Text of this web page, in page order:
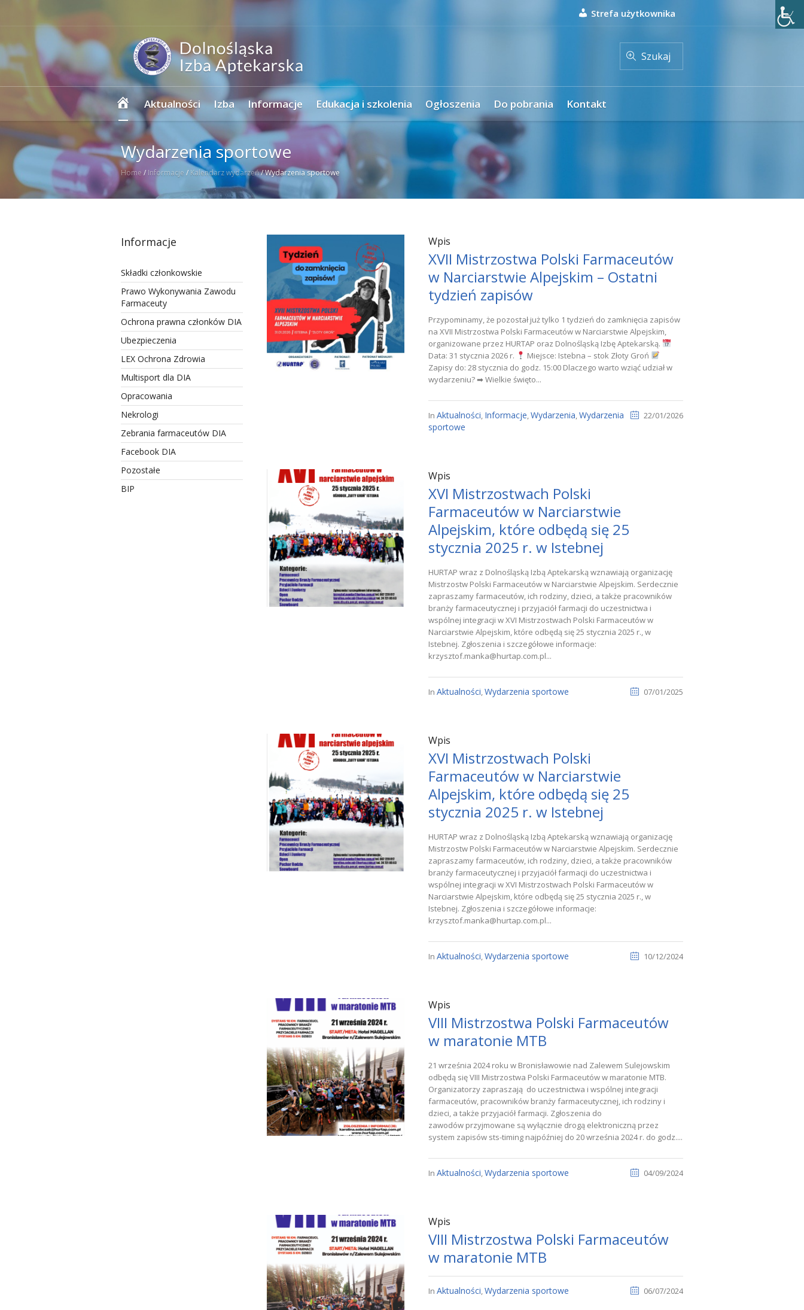
Strefa użytkownika
Szukaj
Strona
główna
Aktualności Izba Informacje Edukacja i szkolenia Ogłoszenia Do pobrania Kontakt
Wydarzenia sportowe
Home / Informacje / Kalendarz wydarzeń/Wydarzenia sportowe
Wpis
XVII Mistrzostwa Polski Farmaceutów
w Narciarstwie Alpejskim – Ostatni
tydzień zapisów
Przypominamy, że pozostał już tylko 1 tydzień do zamknięcia zapisów
na XVII Mistrzostwa Polski Farmaceutów w Narciarstwie Alpejskim,
organizowane przez HURTAP oraz Dolnośląską Izbę Aptekarską.
Data: 31 stycznia 2026 r.
Miejsce: Istebna – stok Złoty Groń
Zapisy do: 28 stycznia do godz. 15:00 Dlaczego warto wziąć udział w
wydarzeniu? ➡ Wielkie święto...
22/01/2026
In Aktualności, Informacje,Wydarzenia,Wydarzenia
sportowe
Wpis
XVI Mistrzostwach Polski
Farmaceutów w Narciarstwie
Alpejskim, które odbędą się 25
stycznia 2025 r. w Istebnej
HURTAP wraz z Dolnośląską Izbą Aptekarską wznawiają organizację
Mistrzostw Polski Farmaceutów w Narciarstwie Alpejskim. Serdecznie
zapraszamy farmaceutów, ich rodziny, dzieci, a także pracowników
branży farmaceutycznej i przyjaciół farmacji do uczestnictwa i
wspólnej integracji w XVI Mistrzostwach Polski Farmaceutów w
Narciarstwie Alpejskim, które odbędą się 25 stycznia 2025 r., w
Istebnej. Zgłoszenia i szczegółowe informacje:
krzysztof.manka@hurtap.com.pl...
07/01/2025
In Aktualności,Wydarzenia sportowe
Wpis
XVI Mistrzostwach Polski
Farmaceutów w Narciarstwie
Alpejskim, które odbędą się 25
stycznia 2025 r. w Istebnej
HURTAP wraz z Dolnośląską Izbą Aptekarską wznawiają organizację
Mistrzostw Polski Farmaceutów w Narciarstwie Alpejskim. Serdecznie
zapraszamy farmaceutów, ich rodziny, dzieci, a także pracowników
branży farmaceutycznej i przyjaciół farmacji do uczestnictwa i
wspólnej integracji w XVI Mistrzostwach Polski Farmaceutów w
Narciarstwie Alpejskim, które odbędą się 25 stycznia 2025 r., w
Istebnej. Zgłoszenia i szczegółowe informacje:
krzysztof.manka@hurtap.com.pl...
10/12/2024
In Aktualności,Wydarzenia sportowe
Wpis
VIII Mistrzostwa Polski Farmaceutów
w maratonie MTB
21 września 2024 roku w Bronisławowie nad Zalewem Sulejowskim
odbędą się VIII Mistrzostwa Polski Farmaceutów w maratonie MTB.
Organizatorzy zapraszają do uczestnictwa i wspólnej integracji
farmaceutów, pracowników branży farmaceutycznej, ich rodziny i
dzieci, a także przyjaciół farmacji. Zgłoszenia do
zawodów przyjmowane są wyłącznie drogą elektroniczną przez
system zapisów sts-timing najpóźniej do 20 września 2024 r. do godz....
04/09/2024
In Aktualności,Wydarzenia sportowe
Wpis
VIII Mistrzostwa Polski Farmaceutów
w maratonie MTB
06/07/2024
In Aktualności,Wydarzenia sportowe
Informacje
Składki członkowskie
Prawo Wykonywania Zawodu
Farmaceuty
Ochrona prawna członków DIA
Ubezpieczenia
LEX Ochrona Zdrowia
Multisport dla DIA
Opracowania
Nekrologi
Zebrania farmaceutów DIA
Facebook DIA
Pozostałe
BIP